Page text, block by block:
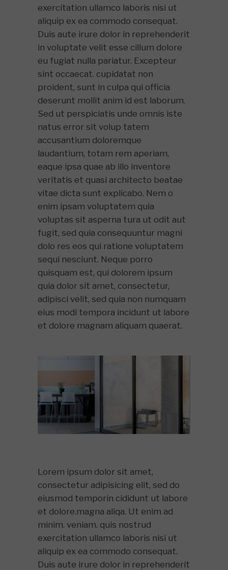
exercitation ullamco laboris nisi ut
aliquip ex ea commodo consequat.
Duis aute irure dolor in reprehenderit
in voluptate velit esse cillum dolore
eu fugiat nulla pariatur. Excepteur
sint occaecat. cupidatat non
proident, sunt in culpa qui officia
deserunt mollit anim id est laborum.
Sed ut perspiciatis unde omnis iste
natus error sit volup tatem
accusantium doloremque
laudantium, totam rem aperiam,
eaque ipsa quae ab illo inventore
veritatis et quasi architecto beatae
vitae dicta sunt explicabo. Nem o
enim ipsam voluptatem quia
voluptas sit asperna tura ut odit aut
fugit, sed quia consequuntur magni
dolo res eos qui ratione voluptatem
sequi nesciunt. Neque porro
quisquam est, qui dolorem ipsum
quia dolor sit amet, consectetur,
adipisci velit, sed quia non numquam
eius modi tempora incidunt ut labore
et dolore magnam aliquam quaerat.
Lorem ipsum dolor sit amet,
consectetur adipisicing elit, sed do
eiusmod temporin cididunt ut labore
et dolore.magna aliqa. Ut enim ad
minim. veniam. quis nostrud
exercitation ullamco laboris nisi ut
aliquip ex ea commodo consequat.
Duis aute irure dolor in reprehenderit